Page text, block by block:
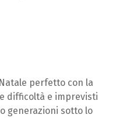
perfetto con la
difficoltà e imprevisti
generazioni sotto lo